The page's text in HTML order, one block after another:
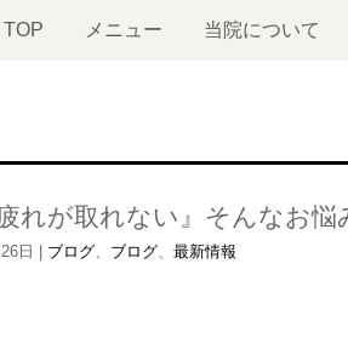
TOP メニュー 当院について
疲れが取れない』そんなお
日 ブログ、 ブログ、 最新情報